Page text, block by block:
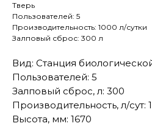
Тверь
Пользователей: 5
Производительность: 1000 л/сутки
Залповый сброс: 300 л
Вид: Станция
Пользователей: 5
Залповый сброс, л: 300
Производительность, л/сут:
Высота, мм: 1670